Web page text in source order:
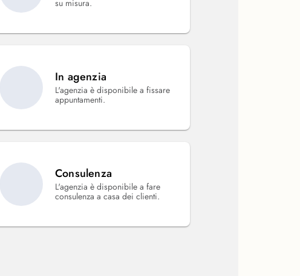
su misura.
In agenzia
L'agenzia è disponibile a fissare
appuntamenti.
Consulenza
L'agenzia è disponibile a fare
consulenza a casa dei clienti.